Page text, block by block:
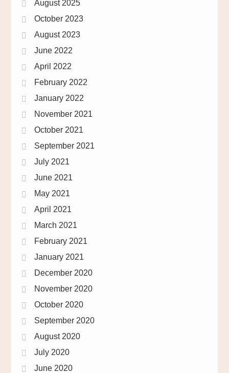
August 2025
October 2023
August 2023
June 2022
April 2022
February 2022
January 2022
November 2021
October 2021
September 2021
July 2021
June 2021
May 2021
April 2021
March 2021
February 2021
January 2021
December 2020
November 2020
October 2020
September 2020
August 2020
July 2020
June 2020